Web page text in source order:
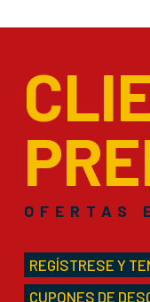
OFERTAS
REGÍSTRESE Y
CUPONES DE